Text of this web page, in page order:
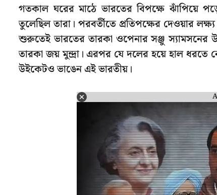
গতকাল ঘরের মাঠে ভারতের বিপক্ষে ঝাঁপিয়ে
তুলেছিল তারা। পরবর্তীতে প্রতিপক্ষের দেওয়ার
শুরুতেই ভারতের তারকা ওপেনার সঞ্জু স্যামসনের
তারকা জয় মুন্দ্রা। এরপর যে দলের হয়ে হাল
উইকেটও ভাঙেন এই ভারতীয়।